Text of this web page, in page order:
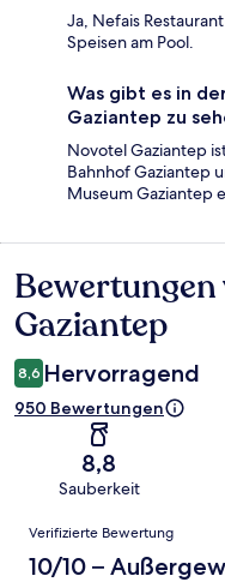
Ja, Nefais
Speisen am Pool.
Was gibt es in
Gaziantep zu
Novotel Gaziantep
Bahnhof Gaziantep
Museum Gaziantep
Bewertungen
Gaziantep
8,6 Hervorragend
950 Bewertungen
8,8
Sauberkeit
Bewertungen
Verifizierte Bewertung
10/10 –